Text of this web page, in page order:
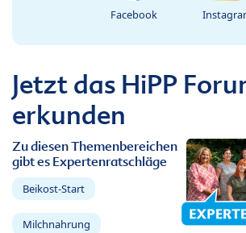
Facebook
Jetzt das HiPP
erkunden
Zu diesen Themenbereichen
gibt es Expertenratschläge
Beikost-Start
Milchnahrung